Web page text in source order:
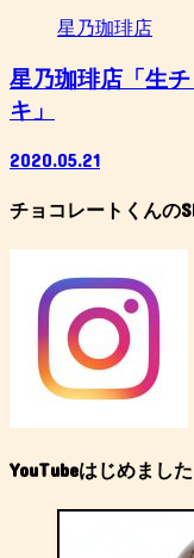
星乃珈琲店
星乃珈琲店「生
キ」
2020.05.21
チョコレートくんの
YouTubeはじめました